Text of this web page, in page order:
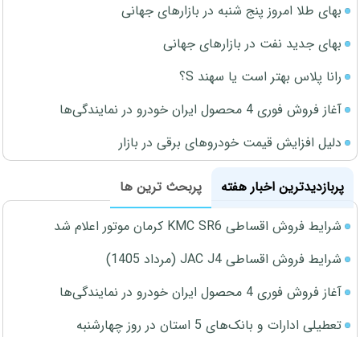
بهای طلا امروز پنج شنبه در بازارهای جهانی
بهای جدید نفت در بازارهای جهانی
رانا پلاس بهتر است یا سهند S؟
آغاز فروش فوری 4 محصول ایران خودرو در نمایندگی‌ها
دلیل افزایش قیمت خودروهای برقی در بازار
پربازدیدترین اخبار هفته
پربحث ترین ها
شرایط فروش اقساطی KMC SR6 کرمان موتور اعلام شد
شرایط فروش اقساطی JAC J4 (مرداد 1405)
آغاز فروش فوری 4 محصول ایران خودرو در نمایندگی‌ها
تعطیلی ادارات و بانک‌های 5 استان در روز چهارشنبه